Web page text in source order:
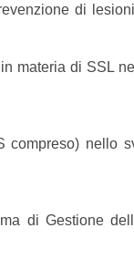
di lesioni
materia di SSL
nello
di Gestione